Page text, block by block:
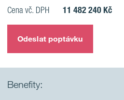
Cena vč. DPH 11 482 240 Kč
Odeslat poptávku
Benefity: